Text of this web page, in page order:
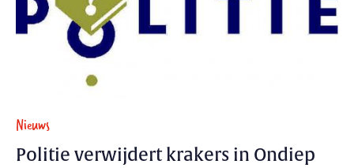
Nieuws
Politie verwijdert krakers in Ondiep